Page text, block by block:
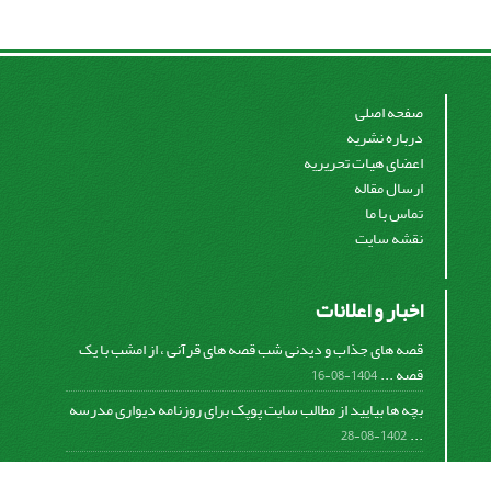
صفحه اصلی
درباره نشریه
اعضای هیات تحریریه
ارسال مقاله
تماس با ما
نقشه سایت
اخبار و اعلانات
قصه های جذاب و دیدنی شب قصه های قرآنی ، از امشب با یک
قصه ...1404-08-16
بچه ها بیایید از مطالب سایت پوپک برای روزنامه دیواری مدرسه
...
1402-08-28